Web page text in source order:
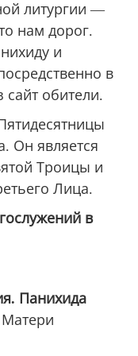
литургии —
нам дорог.
и
в
обители.
Он является
Троицы и
Лица.
в
Панихида